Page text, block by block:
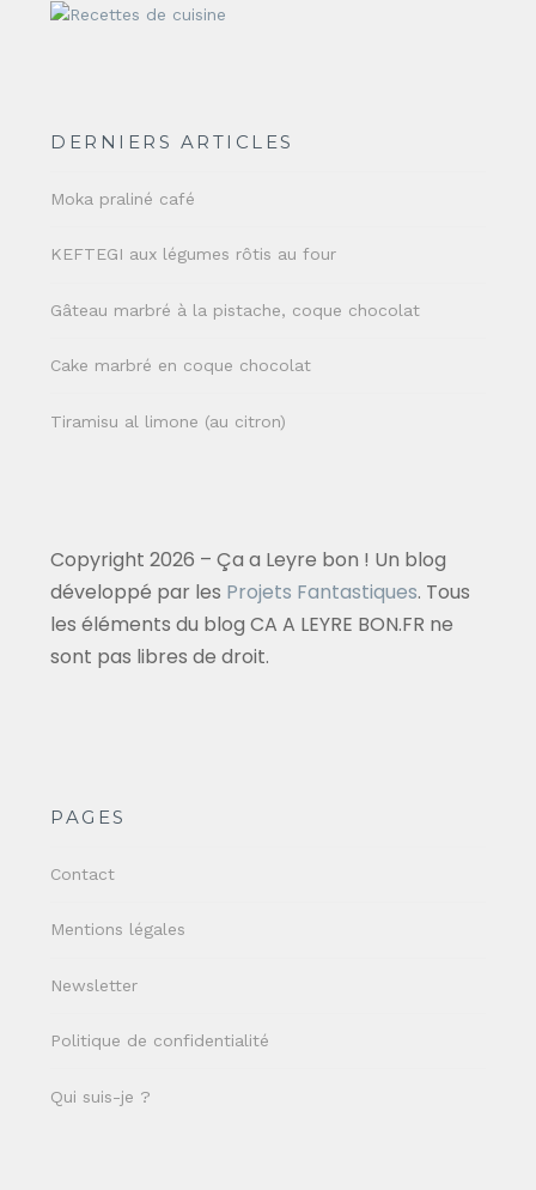
DERNIERS ARTICLES
Moka praliné café
KEFTEGI aux légumes rôtis au four
Gâteau marbré à la pistache, coque chocolat
Cake marbré en coque chocolat
Tiramisu al limone (au citron)
Copyright 2026 – Ça a Leyre bon ! Un blog
développé par les Projets Fantastiques. Tous
les éléments du blog CA A LEYRE BON.FR ne
sont pas libres de droit.
PAGES
Contact
Mentions légales
Newsletter
Politique de confidentialité
Qui suis-je ?